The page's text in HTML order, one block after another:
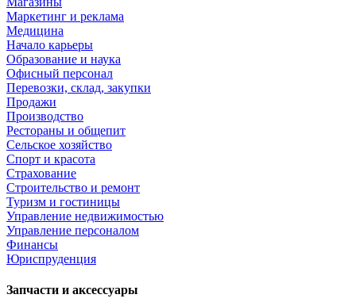
Маркетинг и реклама
Медицина
Начало карьеры
Образование и наука
Офисный персонал
Перевозки, склад, закупки
Продажи
Производство
Рестораны и общепит
Сельское хозяйство
Спорт и красота
Страхование
Строительство и ремонт
Туризм и гостиницы
Управление недвижимостью
Управление персоналом
Финансы
Юриспруденция
Запчасти и аксессуары